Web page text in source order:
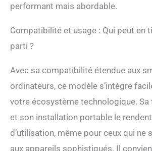
expérience.
détails
les utilisateurs
vue macro
mise au point
automatique
sans effort de
gros plans à
performant mais abordable.
Compatibilité et usage : Qui peut en
parti ?
Avec sa compatibilité étendue aux
ordinateurs, ce modèle s’intègre
votre écosystème technologique.
et son installation portable le
d’utilisation, même pour ceux qui ne
aux appareils sophistiqués. Il